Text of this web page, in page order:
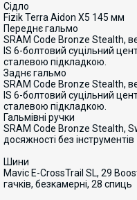
Сідло
Fizik Terra Aidon X5 145 мм
Переднє гальмо
SRAM Code Bronze Stealth,
IS 6-болтовий суцільний
сталевою підкладкою.
Заднє гальмо
SRAM Code Bronze Stealth,
IS 6-болтовий суцільний
сталевою підкладкою.
Гальмівні ручки
SRAM Code Bronze Stealth,
досяжності без інструментів
Шини
Mavic E-CrossTrail SL, 29
гачків, безкамерні, 28 спиць